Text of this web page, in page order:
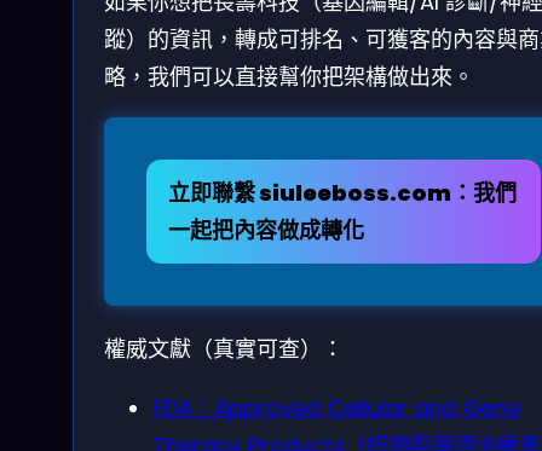
蹤）的資訊，轉成可排名、可獲客的內容與
略，我們可以直接幫你把架構做出來。
立即聯繫 siuleeboss.com：我們
一起把內容做成轉化
權威文獻（真實可查）：
FDA：Approved Cellular and Gene